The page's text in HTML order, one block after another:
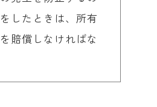
したときは、所有
賠償しなければな